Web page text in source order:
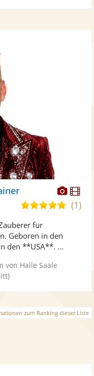
5,0(1)
für
Geboren in den
den **USA**. ...
von Halle Saale
zum Ranking dieser Liste